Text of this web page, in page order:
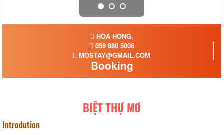
HOA HONG,
059 880 5006
MOSTAY@GMAIL.COM
Booking
BIỆT THỰ MƠ
Introdution